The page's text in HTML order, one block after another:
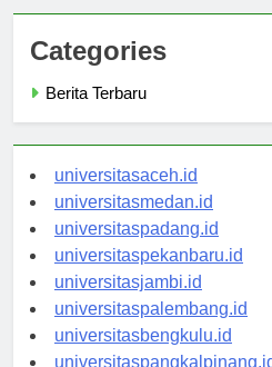
Categories
universitasaceh.id
universitasmedan.id
universitaspadang.id
universitaspekanbaru.id
universitasjambi.id
universitaspalembang.id
universitasbengkulu.id